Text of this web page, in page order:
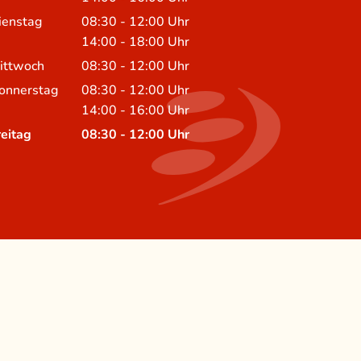
Von 14:00 bis 16:00 Uhr
08:30 - 12:00 Uhr
Von 08:30 bis 12:00 Uhr
14:00 - 18:00 Uhr
Von 14:00 bis 18:00 Uhr
08:30 - 12:00 Uhr
Von 08:30 bis 12:00 Uhr
08:30 - 12:00 Uhr
Von 08:30 bis 12:00 Uhr
14:00 - 16:00Uhr
Von 14:00 bis 16:00 Uhr
08:30 - 12:00 Uhr
Von 08:30 bis 12:00 Uhr